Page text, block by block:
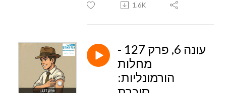
1.6K
עונה 6, פרק 127 -
מחלות
הורמונליות: